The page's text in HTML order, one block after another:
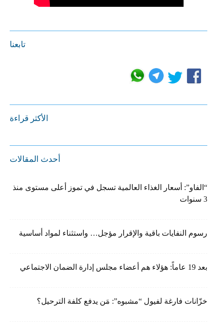
تابعنا
الأكثر قراءة
أحدث المقالات
“الفاو”: أسعار الغذاء العالمية تسجل في تموز أعلى مستوى منذ
3 سنوات
رسوم النفايات باقية والإقرار مؤجل… واستثناء لمواد أساسية
بعد 19 عاماً: هؤلاء هم أعضاء مجلس إدارة الضمان الاجتماعي
خزّانات فارغة لفيول “مشبوه”: مَن يدفع كلفة الترحيل؟